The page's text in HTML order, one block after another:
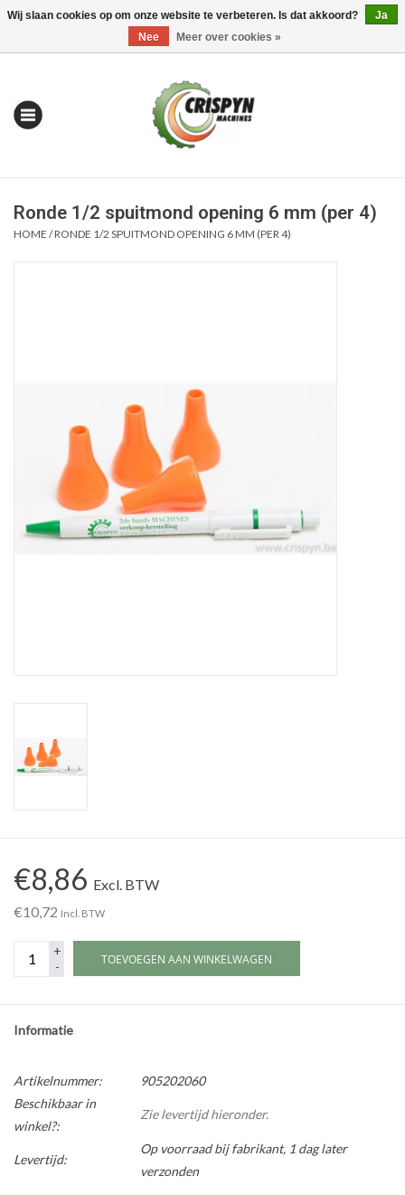
0 Artikelen - €0,00 Mijn account / Registreren
Alles om te Frezen |
Alles om te Draaien |
Verspaanbaar materiaal |
Machines |
Cadeaubonnen &
Relatiegeschenken |
Onderdelen |
Oliën & Smeermiddelen |
TIPS & KENNIS
Ronde 1/2 spuitmond opening 6 mm (per 4)
HOME /RONDE 1/2 SPUITMOND OPENING 6 MM (PER 4)
€8,86 Excl. BTW
€10,72 Incl. BTW
+
-
TOEVOEGEN AAN WINKELWAGEN
Informatie
Artikelnummer:
905202060
Beschikbaar in
winkel?:
Zie levertijd hieronder.
Levertijd:
Op voorraad bij fabrikant, 1 dag later
verzonden
Wij slaan cookies op om onze website te verbeteren. Is dat akkoord?
Ja
Nee
Meer over cookies »